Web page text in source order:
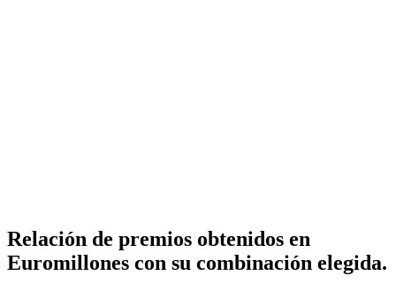
Relación de premios obtenidos en
Euromillones con su combinación elegida.